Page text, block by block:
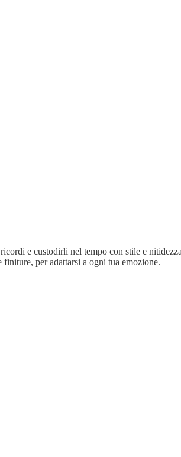
e custodirli nel tempo con stile e
per adattarsi a ogni tua emozione.